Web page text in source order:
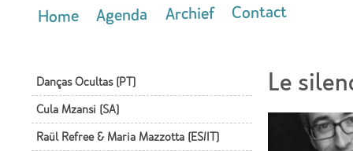
Home Agenda Archief Contact
Danças Ocultas (PT)
Cula Mzansi (SA)
Raül Refree & Maria Mazzotta (ES/IT)
Le